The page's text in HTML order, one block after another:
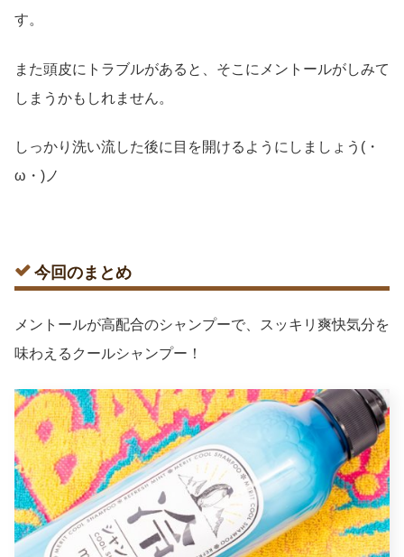
す。
また頭皮にトラブルがあると、そこにメントールがしみて
しまうかもしれません。
しっかり洗い流した後に目を開けるようにしましょう(・
ω・)ノ
今回のまとめ
メントールが高配合のシャンプーで、スッキリ爽快気分を
味わえるクールシャンプー！